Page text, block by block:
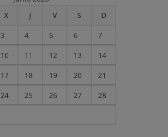
X J V S D
3 4 5 6 7
10 11 12 13 14
17 18 19 20 21
24 25 26 27 28